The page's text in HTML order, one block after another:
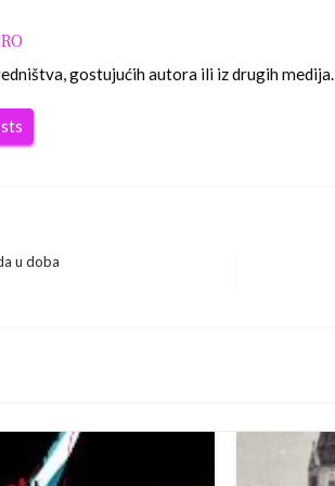
gostujućih autora ili iz drugih medija.
u doba